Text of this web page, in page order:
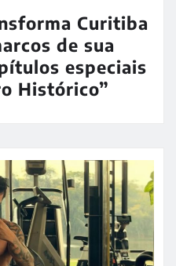
Curitiba
de sua
especiais
Histórico”